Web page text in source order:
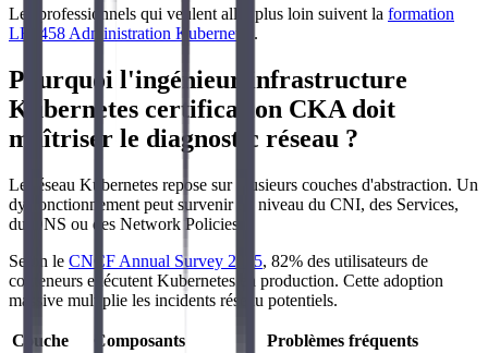
Les professionnels qui veulent aller plus loin suivent la formation
LFS458 Administration Kubernetes .
Pourquoi l'ingénieur infrastructure
Kubernetes certification CKA doit
maîtriser le diagnostic réseau ?
Le réseau Kubernetes repose sur plusieurs couches d'abstraction. Un
dysfonctionnement peut survenir au niveau du CNI, des Services,
du DNS ou des Network Policies.
Selon le CNCF Annual Survey 2025, 82% des utilisateurs de
conteneurs exécutent Kubernetes en production. Cette adoption
massive multiplie les incidents réseau potentiels.
Couche Composants Problèmes fréquents